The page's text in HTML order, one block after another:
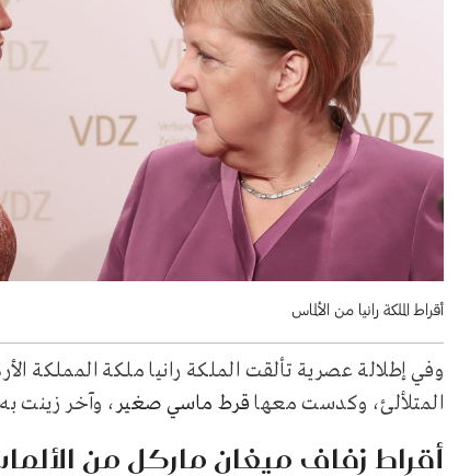
أقراط الملكة رانيا من الألماس
وفي إطلالة عصرية تألقت الملكة رانيا ملكة المملكة
المتلألئ، وكدست معهاقرط ماسي صغير ، وآخر زينت
أقراط زفاف ميغان ماركل من